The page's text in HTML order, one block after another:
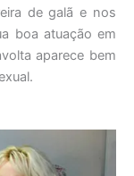
de galã e nos
boa atuação em
aparece bem